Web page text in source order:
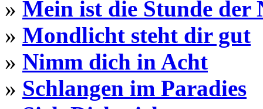
» Mein ist die Stunde der
» Mondlicht steht dir gut
» Nimm dich in Acht
» Schlangen im Paradies